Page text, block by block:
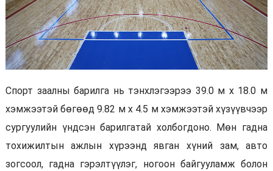
Спорт заалны барилга нь тэнхлэгээрээ 39.0 м х 18.0 м
хэмжээтэй бөгөөд 9.82 м х 4.5 м хэмжээтэй хүзүүвчээр
сургуулийн үндсэн барилгатай холбогдоно. Мөн гадна
тохижилтын ажлын хүрээнд явган хүний зам, авто
зогсоол, гадна гэрэлтүүлэг, ногоон байгууламж болон